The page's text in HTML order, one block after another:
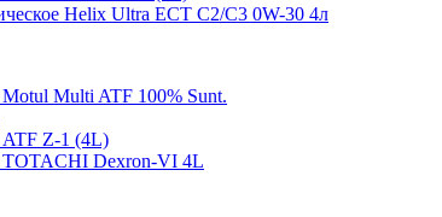
Helix Ultra ECT C2/C3 0W-30 4л
Multi ATF 100% Sunt.
Z-1 (4L)
TOTACHI Dexron-VI 4L